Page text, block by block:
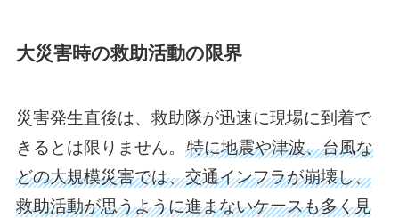
大災害時の救助活動の限界
災害発生直後は、救助隊が迅速に現場に到着で
きるとは限りません。 特に地震や津波、台風な
どの大規模災害では、交通インフラが崩壊し、
救助活動が思うように進まないケースも多く見